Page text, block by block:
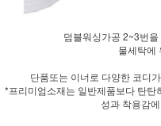
덤블워싱가공 2~3번
물세탁에
단품또는 이너로 다양한 코디
*프리미엄소재는 일반제품보다 탄
성과 착용감